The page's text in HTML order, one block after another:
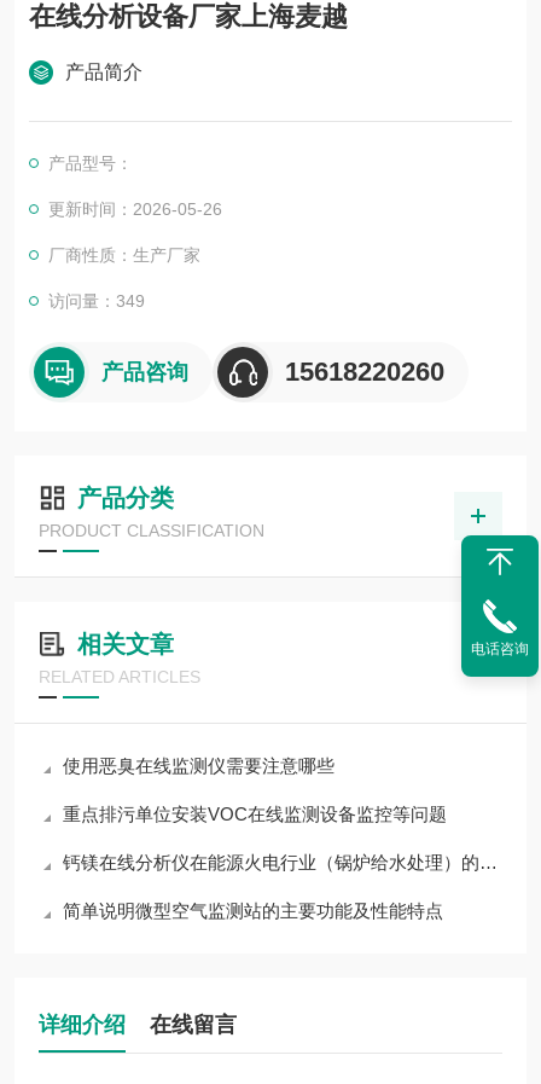
在线分析设备厂家上海麦越
产品简介
产品型号：
更新时间：2026-05-26
厂商性质：生产厂家
访问量：349
产品咨询 15618220260
产品分类
PRODUCT CLASSIFICATION
相关文章
RELATED ARTICLES
使用恶臭在线监测仪需要注意哪些
重点排污单位安装VOC在线监测设备监控等问题
钙镁在线分析仪在能源火电行业（锅炉给水处理）的作用
简单说明微型空气监测站的主要功能及性能特点
详细介绍 在线留言
电话咨询